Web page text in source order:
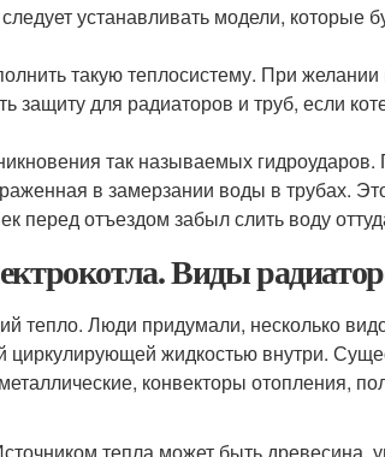
устанавливать модели, которые
такую теплосистему. При
для радиаторов и труб, если
так называемых
в замерзании воды в трубах.
перед отъездом забыл слить воду
Виды
тепло. Люди придумали, несколько
циркулирующей жидкостью внутри.
конвекторы отопления,